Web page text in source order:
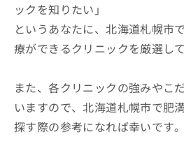
ックを知りたい」
というあなたに、北海道札幌市
療ができるクリニックを厳選し
また、各クリニックの強みやこ
いますので、北海道札幌市で肥
探す際の参考になれば幸いです。
関
す
る
お
い
わ
せ
広
告
出
の
問
い
広
告
代
店
方
は